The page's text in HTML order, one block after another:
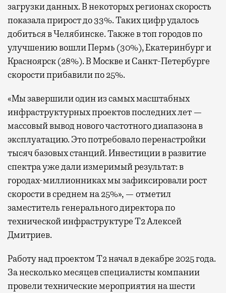
загрузки данных. В некоторых регионах скорость
показала прирост до 33%. Таких цифр удалось
добиться в Челябинске. Также в топ городов по
улучшению вошли Пермь (30%), Екатеринбург и
Красноярск (28%). В Москве и Санкт-Петербурге
скорости прибавили по 25%.
«Мы завершили один из самых масштабных
инфраструктурных проектов последних лет —
массовый вывод нового частотного диапазона в
эксплуатацию. Это потребовало перенастройки
тысяч базовых станций. Инвестиции в развитие
спектра уже дали измеримый результат: в
городах-миллионниках мы зафиксировали рост
скорости в среднем на 25%», — отметил
заместитель генерального директора по
технической инфраструктуре Т2 Алексей
Дмитриев.
Работу над проектом Т2 начал в декабре 2025 года.
За несколько месяцев специалисты компании
провели технические мероприятия на шести